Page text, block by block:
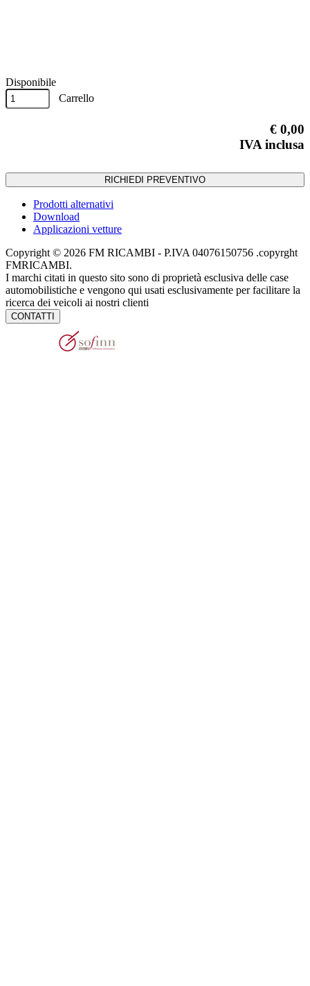
Previous
Next
Disponibile
Carrello
€ 0,00
IVA inclusa
RICHIEDI PREVENTIVO
Prodotti alternativi
Download
Applicazioni vetture
Copyright © 2026 FM RICAMBI - P.IVA 04076150756 .copyrght
FMRICAMBI.
I marchi citati in questo sito sono di proprietà esclusiva delle case
automobilistiche e vengono qui usati esclusivamente per facilitare la
ricerca dei veicoli ai nostri clienti
CONTATTI